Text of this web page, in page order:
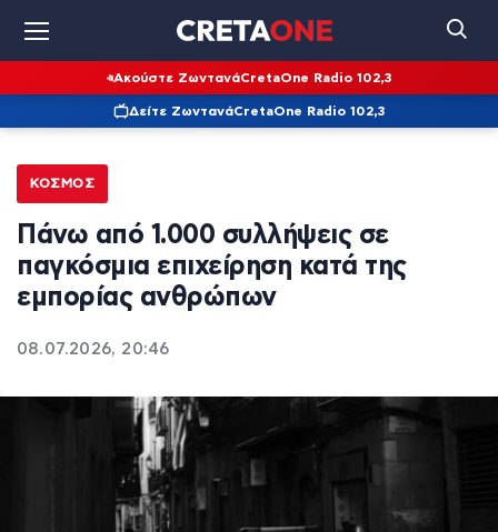
Ακούστε ΖωντανάCretaOne Radio 102,3
Δείτε ΖωντανάCretaOne Radio 102,3
ΚΌΣΜΟΣ
Πάνω από 1.000 συλλήψεις σε
παγκόσμια επιχείρηση κατά της
εμπορίας ανθρώπων
08.07.2026, 20:46